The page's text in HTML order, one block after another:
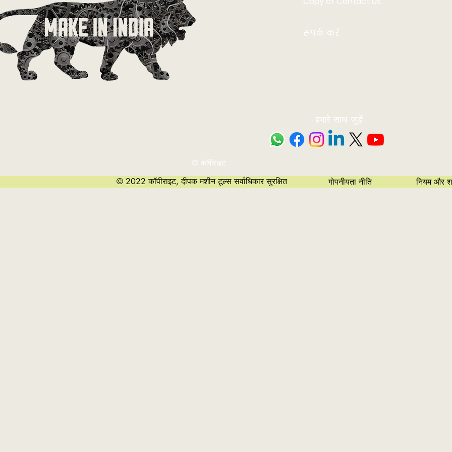
संपर्क करें
हमारे साथ जुड़ें
© कॉपीराइट
© 2022 कॉपीराइट, दीपक मशीन टूल्स सर्वाधिकार सुरक्षित गोपनीयता नीति नियम और